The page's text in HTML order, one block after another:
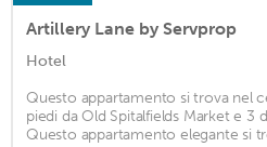
Artillery Lane by Servprop
Hotel
Questo appartamento si trova nel
piedi da Old Spitalfields Market e 3
Questo appartamento elegante si